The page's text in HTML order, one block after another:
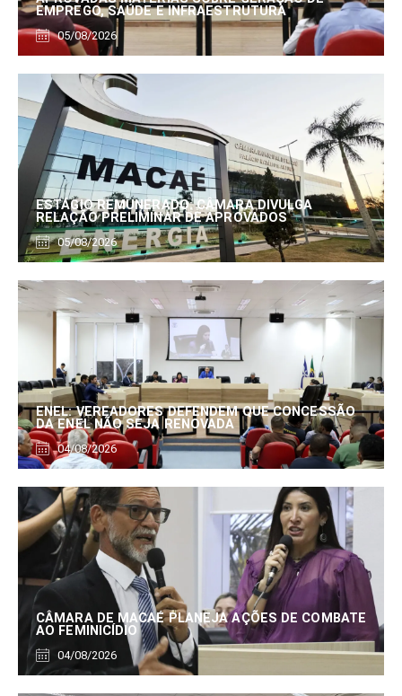
EMPREGO, SAÚDE E INFRAESTRUTURA
05/08/2026
ESTÁGIO REMUNERADO: CÂMARA DIVULGA
RELAÇÃO PRELIMINAR DE APROVADOS
05/08/2026
ENEL: VEREADORES DEFENDEM QUE CONCESSÃO
DA ENEL NÃO SEJA RENOVADA
04/08/2026
CÂMARA DE MACAÉ PLANEJA AÇÕES DE COMBATE
AO FEMINICÍDIO
04/08/2026